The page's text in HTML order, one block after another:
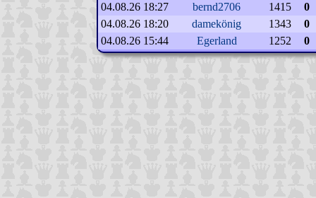
04.08.26 18:27
bernd2706 1415
0
04.08.26 18:20
damekönig 1343
0
04.08.26 15:44
Egerland 1252 0